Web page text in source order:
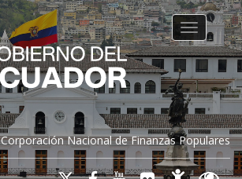
Corporación Nacional de Finanzas Populares
Toggle